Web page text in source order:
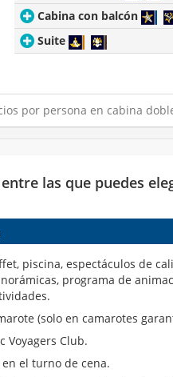
Cabina con balcón
Suite
por persona en cabina
las que puedes
piscina, espectáculos de
programa de
(solo en camarotes
Voyagers Club.
el turno de cena.